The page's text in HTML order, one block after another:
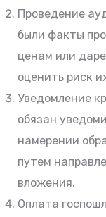
Проведение
были факты
ценам или
оценить риск
Уведомление
обязан
намерении
путем
вложения.
Оплата